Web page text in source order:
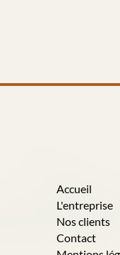
Accueil
L'entreprise
Nos clients
Contact